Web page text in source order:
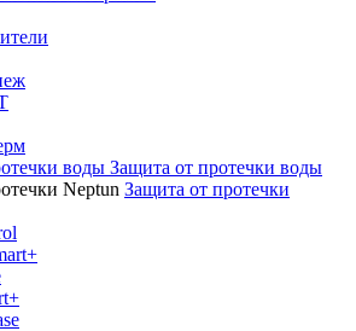
Защита от протечки воды
Защита от протечки